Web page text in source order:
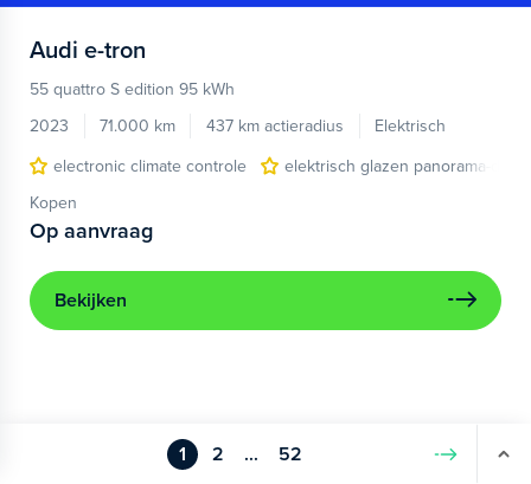
Audi e-tron
55 quattro S edition 95 kWh
2023
71.000 km 437 km actieradius
Elektrisch
electronic climate controle
elektrisch glazen panorama-dak
Kopen
Op aanvraag
Bekijken
1 2 ... 52 Volgende